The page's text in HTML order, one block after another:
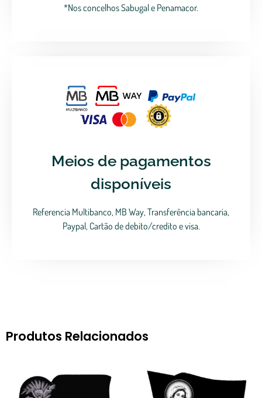
*Nos concelhos Sabugal e Penamacor.
Meios de pagamentos
disponíveis
Referencia Multibanco, MB Way, Transferência bancaria,
Paypal, Cartão de debito/credito e visa.
Produtos Relacionados